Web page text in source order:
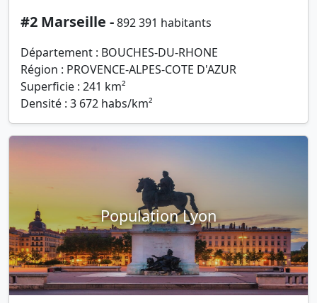
#2 Marseille -892 391 habitants
Département : BOUCHES-DU-RHONE
Région : PROVENCE-ALPES-COTE D'AZUR
Superficie : 241 km²
Densité : 3 672 habs/km²
Population Lyon